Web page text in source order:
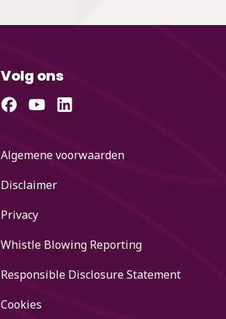
Volg ons
Algemene voorwaarden
Disclaimer
Privacy
Whistle Blowing Reporting
Responsible Disclosure Statement
Cookies